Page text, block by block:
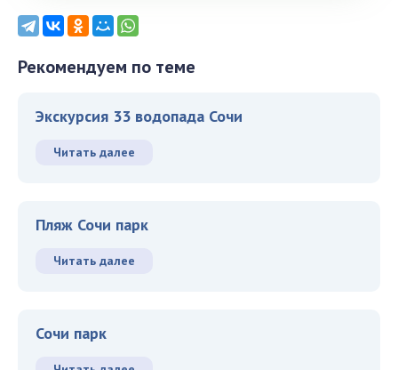
Рекомендуем по теме
Экскурсия 33 водопада Сочи
Читать далее
Пляж Сочи парк
Читать далее
Сочи парк